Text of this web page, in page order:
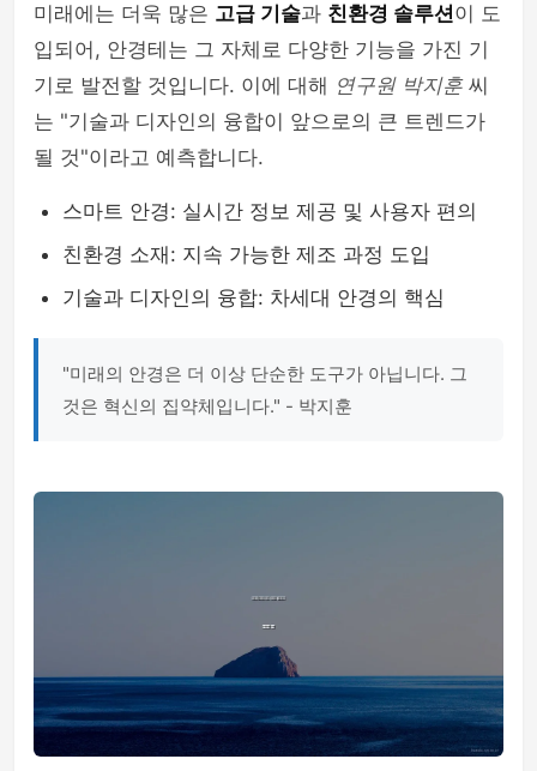
미래에는 더욱 많은 고급 기술과 친환경 솔루션이 도
입되어, 안경테는 그 자체로 다양한 기능을 가진 기
기로 발전할 것입니다. 이에 대해 연구원 박지훈씨
는 "기술과 디자인의 융합이 앞으로의 큰 트렌드가
될 것"이라고 예측합니다.
스마트 안경: 실시간 정보 제공 및 사용자 편의
친환경 소재: 지속 가능한 제조 과정 도입
기술과 디자인의 융합: 차세대 안경의 핵심
"미래의 안경은 더 이상 단순한 도구가 아닙니다. 그
것은 혁신의 집약체입니다." - 박지훈